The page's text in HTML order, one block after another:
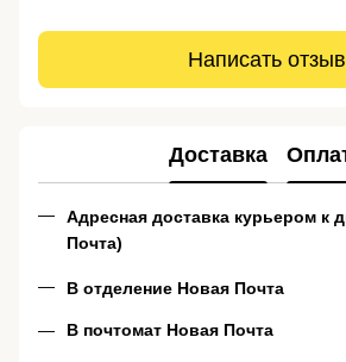
Написать отзыв
Доставка
Адресная доставка курьером к
Почта)
В отделение Новая Почта
В почтомат Новая Почта